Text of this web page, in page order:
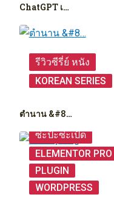
ChatGPT เ…
รีวิวซีรี่ย์ หนัง
KOREAN SERIES
ตำนาน &#8…
ซ่ะป้ะซ่ะเป้ด
ELEMENTOR PRO
PLUGIN
WORDPRESS